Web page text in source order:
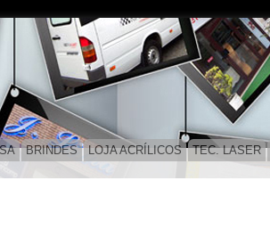
BRINDES LOJA ACRÍLICOS
TEC. LASER